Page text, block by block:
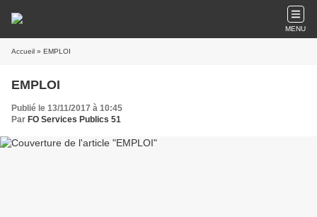
MENU
Accueil » EMPLOI
EMPLOI
Publié le 13/11/2017 à 10:45
Par FO Services Publics 51